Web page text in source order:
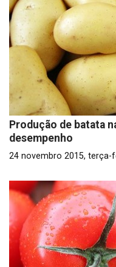
Produção de batata
desempenho
24 novembro 2015, terça-